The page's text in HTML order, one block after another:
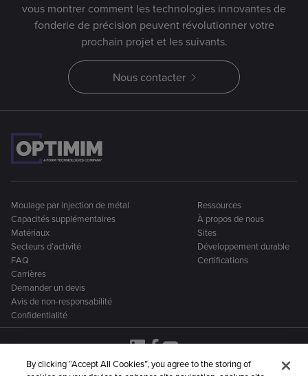
vous montrer comment les technologies innovantes de
fonderie de précision peuvent révolutionner votre
prochain projet et les suivants.
Nous contacter
Moulage par injection de métal
Capacités supplémentaires
Matériaux
Secteurs d’activité
FAQ
Ressources
À propos de nous
Sites
Développement durable
Certifications
Carrières
Demander un devis
Avis de non-responsabilité
Confidentialité
By clicking “Accept All Cookies”, you agree to the storing of